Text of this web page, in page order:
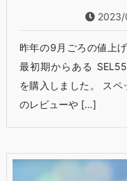
2023/
昨年の9月ごろの値上
最初期からある
を購入しました。 スペ
のレビューや […]